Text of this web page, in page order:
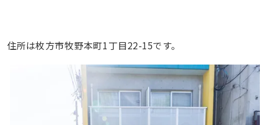
住所は枚方市牧野本町1丁目22-15です。